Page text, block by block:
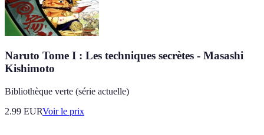
Naruto Tome I : Les techniques secrètes - Masashi
Kishimoto
Bibliothèque verte (série actuelle)
2.99 EURVoir le prix